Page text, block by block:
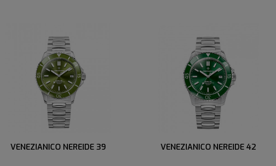
VENEZIANICO NEREIDE 39 VENEZIANICO NEREIDE 42